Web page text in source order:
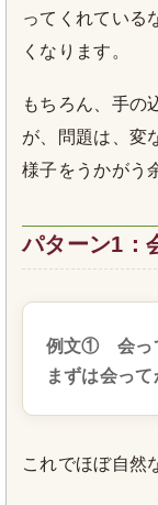
ってくれている
くなります。
もちろん、手の
が、問題は、変
様子をうかがう
パターン1：
例文① 会っ
まずは会っ
これでほぼ自然